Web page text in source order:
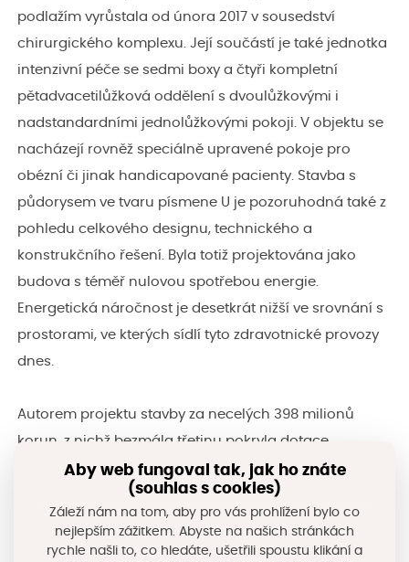
podlažím vyrůstala od února 2017 v sousedství
chirurgického komplexu. Její součástí je také jednotka
intenzivní péče se sedmi boxy a čtyři kompletní
pětadvacetilůžková oddělení s dvoulůžkovými i
nadstandardními jednolůžkovými pokoji. V objektu se
nacházejí rovněž speciálně upravené pokoje pro
obézní či jinak handicapované pacienty. Stavba s
půdorysem ve tvaru písmene U je pozoruhodná také z
pohledu celkového designu, technického a
konstrukčního řešení. Byla totiž projektována jako
budova s téměř nulovou spotřebou energie.
Energetická náročnost je desetkrát nižší ve srovnání s
prostorami, ve kterých sídlí tyto zdravotnické provozy
dnes.
Autorem projektu stavby za necelých 398 milionů
korun, z nichž bezmála třetinu pokryla dotace
Ministerstva zdravotnictví ČR a zbývající prostředky
hradila nemocnice z vlastních zdrojů, je Ing. arch.
Adam Rujbr ze společnosti Adam Rujbr Architects.
Nová klinika má řadu inovací, jedná se o první
Aby web fungoval tak, jak ho znáte
(souhlas s cookies)
Záleží nám na tom, aby pro vás prohlížení bylo co
nejlepším zážitkem. Abyste na našich stránkách
rychle našli to, co hledáte, ušetřili spoustu klikání a